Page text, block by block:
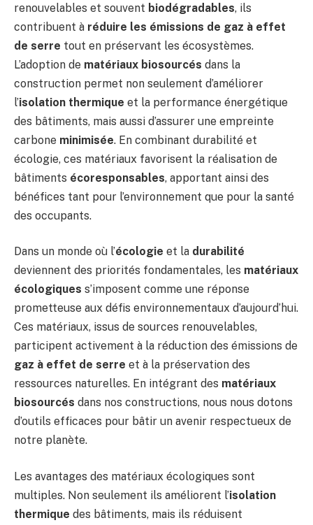
renouvelables et souvent biodégradables, ils
contribuent à réduire les émissions de gaz à effet
de serre tout en préservant les écosystèmes.
L’adoption de matériaux biosourcés dans la
construction permet non seulement d’améliorer
l’isolation thermique et la performance énergétique
des bâtiments, mais aussi d’assurer une empreinte
carbone minimisée. En combinant durabilité et
écologie, ces matériaux favorisent la réalisation de
bâtiments écoresponsables, apportant ainsi des
bénéfices tant pour l’environnement que pour la santé
des occupants.
Dans un monde où l’écologie et la durabilité
deviennent des priorités fondamentales, les matériaux
écologiques s’imposent comme une réponse
prometteuse aux défis environnementaux d’aujourd’hui.
Ces matériaux, issus de sources renouvelables,
participent activement à la réduction des émissions de
gaz à effet de serre et à la préservation des
ressources naturelles. En intégrant des matériaux
biosourcés dans nos constructions, nous nous dotons
d’outils efficaces pour bâtir un avenir respectueux de
notre planète.
Les avantages des matériaux écologiques sont
multiples. Non seulement ils améliorent l’isolation
thermique des bâtiments, mais ils réduisent